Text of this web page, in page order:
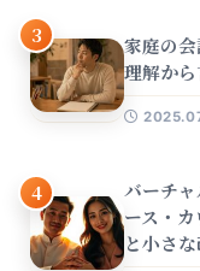
3
家庭の
理解か
4
バーチ
ース・
と小さ